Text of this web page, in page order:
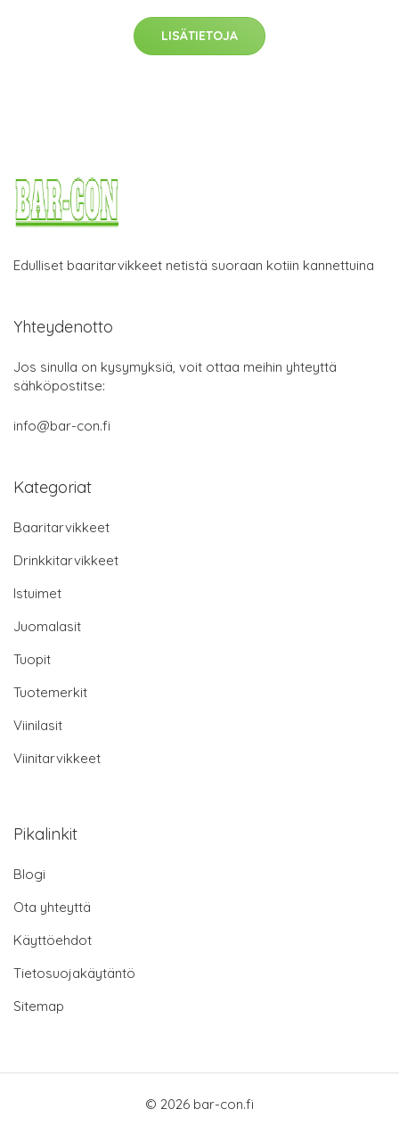
LISÄTIETOJA
Edulliset baaritarvikkeet netistä suoraan kotiin kannettuina
Yhteydenotto
Jos sinulla on kysymyksiä, voit ottaa meihin yhteyttä
sähköpostitse:
info@bar-con.fi
Kategoriat
Baaritarvikkeet
Drinkkitarvikkeet
Istuimet
Juomalasit
Tuopit
Tuotemerkit
Viinilasit
Viinitarvikkeet
Pikalinkit
Blogi
Ota yhteyttä
Käyttöehdot
Tietosuojakäytäntö
Sitemap
© 2026 bar-con.fi